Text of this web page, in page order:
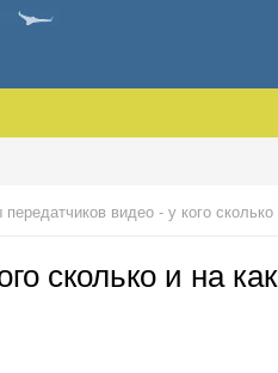
видео - у кого
сколько и на